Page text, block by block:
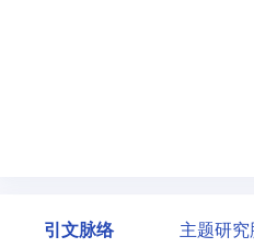
引文脉络 主题研